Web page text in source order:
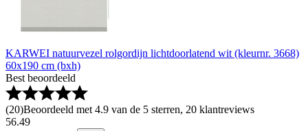
KARWEI natuurvezel rolgordijn lichtdoorlatend wit (kleurnr. 3668)
60x190 cm (bxh)
Best beoordeeld
(20)Beoordeeld met 4.9 van de 5 sterren, 20 klantreviews
56.49